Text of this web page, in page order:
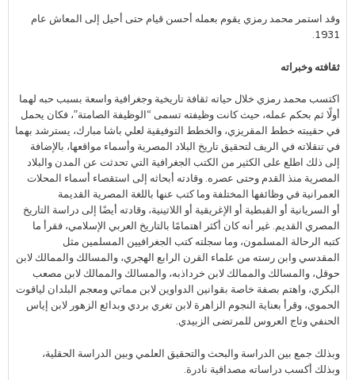
وقد استمر محمد رمزي يقوم بعمله أحسن قيام حتى أحيل إلى المعاش عام
1931.
ثقافته وخبراته
اكتسب محمد رمزي خلال حياته ثقافة تاريخية وجغرافية واسعة بسبب حبه لهما
أولًا ثم بحكم عمله، حيث كانت وظيفته تسمى “الوظيفة الصامتة”، فكان يحمل
في حقيبته خطط المقريزي، والخطط التوفيقية لعلي باشا مبارك، يسترشد بهما
في تنقلاته في الريف لتحقيق تاريخ البلاد المصرية وأسماء مواقعها، بالإضافة
إلى ذلك اطلع على الكثير من الكتب الجغرافية التي تحدثت عن المدن والبلاد
المصرية منذ القدم وحتى عصره. وقادته أبحاثه إلى استقصاء أسماء المحلات
العمرانية في وظائفها المختلفة وما كتب عنها باللغة المصرية القديمة
أو السريانية أو القبطية أو الإغريقية أو اللاتينية، وقادته أيضًا إلى دراسة التاريخ
المصري القديم. غير أنه كان أكثر اهتمامًا بالتاريخ العربي الإسلامي، فقرأ ما
كتبه الرحالة المسلمون، وما سجلته كتب الجغرافيين المسلمين مثل
المقدسي وابن رسته من علماء القرن الرابع الهجري، والمسالك والممالك لابن
حوقل، والمسالك والممالك لابن خرداذبه، والمسالك والممالك لابن مصعب
البكري، واهتم بصفة خاصة بقوانين الدواوين لابن مماتي ومعجم البلدان لياقوت
الحموي، وقرأ بعناية النجوم الزاهرة لابن تغري بردي وبدائع الزهور لابن إياس
الحنفي وتاج العروس للمرتضى الزبيدي.
وبذلك جمع بين الدراسة والبحث والتحقيق العلمي وبين الدراسة الحقلية،
وبذلك أكسب دراساته مصداقية نادرة.